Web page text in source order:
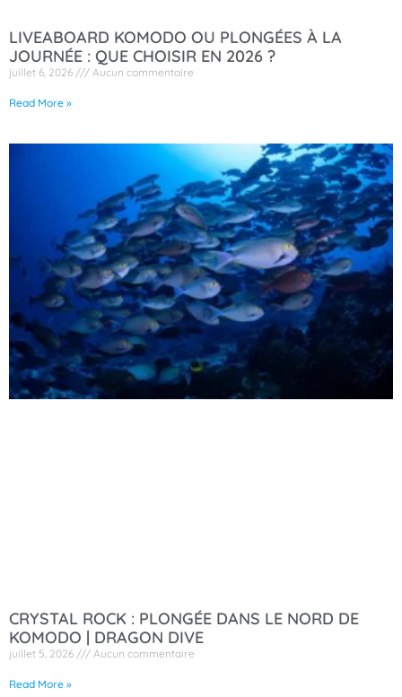
LIVEABOARD KOMODO OU PLONGÉES À LA
JOURNÉE : QUE CHOISIR EN 2026 ?
juillet 6, 2026 Aucun commentaire
Read More »
CRYSTAL ROCK : PLONGÉE DANS LE NORD DE
KOMODO | DRAGON DIVE
juillet 5, 2026 Aucun commentaire
Read More »